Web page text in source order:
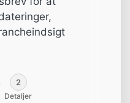
2
Detaljer